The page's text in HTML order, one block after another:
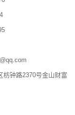
枋钟路2370号金山财富